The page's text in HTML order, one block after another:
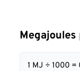
Megajoules
1 MJ ÷ 1000 =